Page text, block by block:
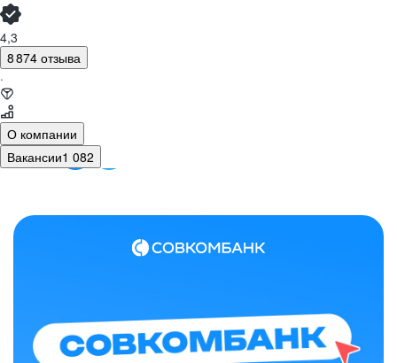
4,3
8 874 отзыва
·
О компании
Вакансии1 082